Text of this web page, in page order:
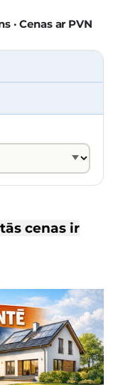
· Cenas ar PVN
cenas ir